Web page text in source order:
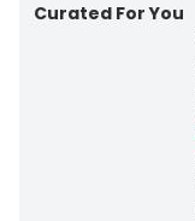
Curated For You